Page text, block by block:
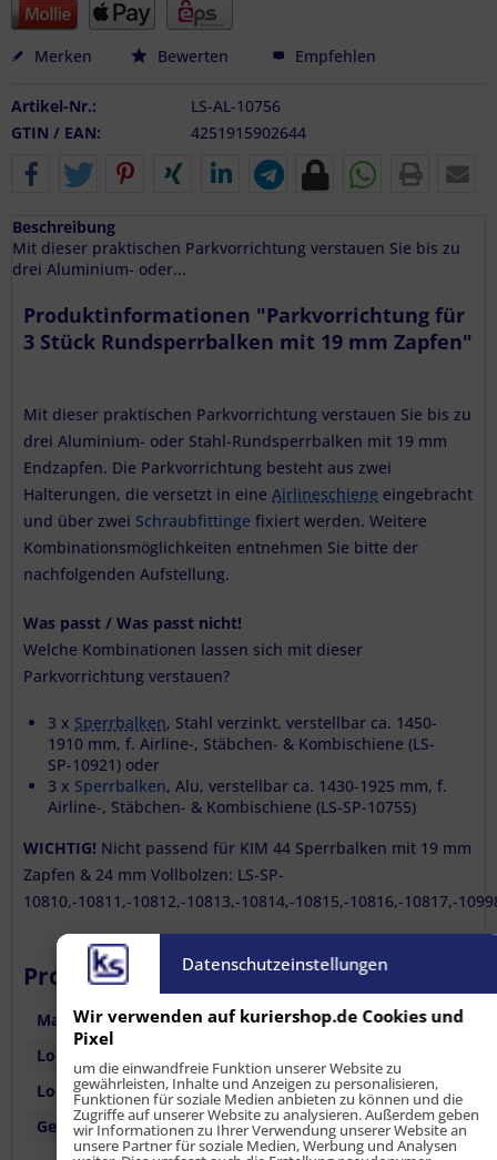
Merken Bewerten Empfehlen
Artikel-Nr.:
LS-AL-10756
GTIN / EAN:
4251915902644
Beschreibung
Mit dieser praktischen Parkvorrichtung verstauen Sie bis zu
drei Aluminium- oder...
Produktinformationen "Parkvorrichtung für
3 Stück Rundsperrbalken mit 19 mm Zapfen"
Mit dieser praktischen Parkvorrichtung verstauen Sie bis zu
drei Aluminium- oder Stahl-Rundsperrbalken mit 19 mm
Endzapfen. Die Parkvorrichtung besteht aus zwei
Halterungen, die versetzt in eine Airlineschiene eingebracht
und über zwei Schraubfittinge fixiert werden. Weitere
Kombinationsmöglichkeiten entnehmen Sie bitte der
nachfolgenden Aufstellung.
Was passt / Was passt nicht!
Welche Kombinationen lassen sich mit dieser
Parkvorrichtung verstauen?
3 x Sperrbalken, Stahl verzinkt, verstellbar ca. 1450-
1910 mm, f. Airline-, Stäbchen- & Kombischiene (LS-
SP-10921) oder
3 x Sperrbalken, Alu, verstellbar ca. 1430-1925 mm, f.
Airline-, Stäbchen- & Kombischiene (LS-SP-10755)
WICHTIG! Nicht passend für KIM 44 Sperrbalken mit 19 mm
Zapfen & 24 mm Vollbolzen: LS-SP-
10810,-10811,-10812,-10813,-10814,-10815,-10816,-10817,-
Produktmerkmale / Technische Daten
Material:
Stahl, verzinkt
Lochdurchmesser:
Lochanzahl:
3
Gewicht:
365 g
Datenschutzeinstellungen
Wir verwenden auf kuriershop.de Cookies und
Pixel
um die einwandfreie Funktion unserer Website zu
gewährleisten, Inhalte und Anzeigen zu personalisieren,
Funktionen für soziale Medien anbieten zu können und die
Zugriffe auf unserer Website zu analysieren. Außerdem geben
wir Informationen zu Ihrer Verwendung unserer Website an
unsere Partner für soziale Medien, Werbung und Analysen